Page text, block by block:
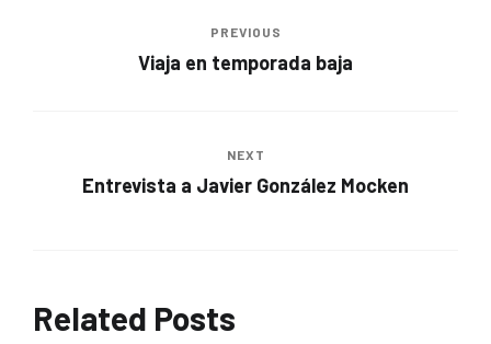
PREVIOUS
Viaja en temporada baja
NEXT
Entrevista a Javier González Mocken
Related Posts